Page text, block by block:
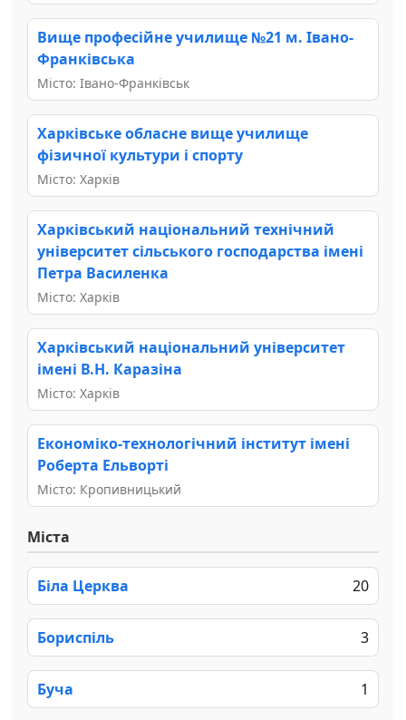
Вище професійне училище №21 м. Івано-
Франківська
Місто: Івано-Франківськ
Харківське обласне вище училище
фізичної культури і спорту
Місто: Харків
Харківський національний технічний
університет сільського господарства імені
Петра Василенка
Місто: Харків
Харківський національний університет
імені В.Н. Каразіна
Місто: Харків
Економіко-технологічний інститут імені
Роберта Ельворті
Місто: Кропивницький
Міста
Біла Церква 20
Бориспіль 3
Буча 1